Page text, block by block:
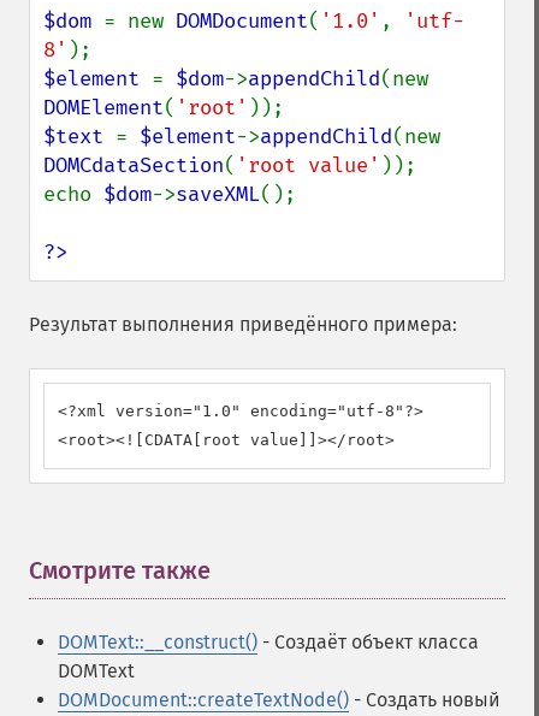
$dom = new DOMDocument( '1.0' ,
'utf-
8'
$element = $dom->appendChild
DOMElement( 'root'
$text = $element->appendChild
DOMCdataSection( 'root value' ));
echo $dom->saveXML();
?>
Результат выполнения приведённого примера:
<?xml version="1.0" encoding="utf-8"?>
<root><![CDATA[root value]]></root>
Смотрите также
DOMText::__construct() - Создаёт объект класса
DOMText
DOMDocument::createTextNode() - Создать новый